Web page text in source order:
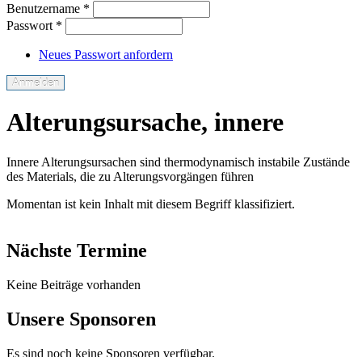
Benutzername *
Passwort *
Neues Passwort anfordern
Alterungsursache, innere
Innere Alterungsursachen sind thermodynamisch instabile Zustände
des Materials, die zu Alterungsvorgängen führen
Momentan ist kein Inhalt mit diesem Begriff klassifiziert.
Nächste Termine
Keine Beiträge vorhanden
Unsere Sponsoren
Es sind noch keine Sponsoren verfügbar.